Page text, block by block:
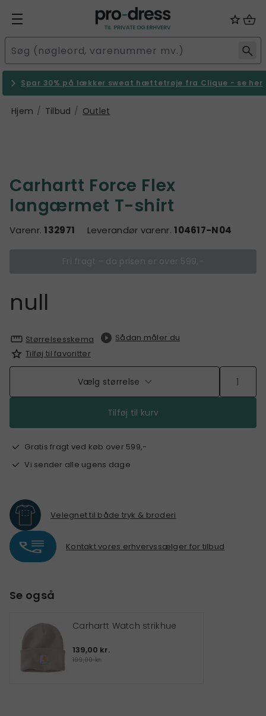
Spar 30% på lækker sweat hættetrøje fra Clique - se her
Hjem Tilbud Outlet
Carhartt Force Flex
langærmet T-shirt
Varenr.132971 Leverandør varenr.104617-N04
null
Størrelsesskema
Sådan måler du
Tilføj til favoritter
Vælg størrelse
Tilføj til kurv
Gratis fragt ved køb over 599,-
Vi sender alle ugens dage
Velegnet til både tryk & broderi
Kontakt vores erhvervssælger for tilbud
Se også
Carhartt Watch strikhue
139,00 kr.
199,00 kr.